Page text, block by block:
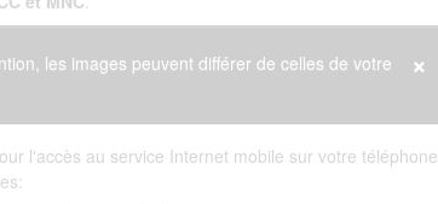
×
les images peuvent différer de celles de votre
l'accès au service Internet mobile sur votre téléphone